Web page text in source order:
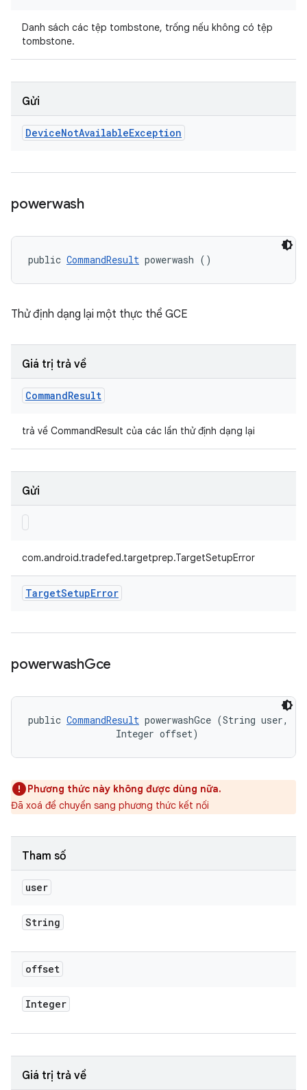
Danh sách các tệp tombstone, trống nếu không có tệp
tombstone.
Gửi
DeviceNotAvailableException
powerwash
public CommandResult powerwash ()
Thử định dạng lại một thực thể GCE
Giá trị trả về
CommandResult
trả về CommandResult của các lần thử định dạng lại
Gửi
com.android.tradefed.targetprep.TargetSetupError
TargetSetupError
powerwashGce
public CommandResult powerwashGce (String user,
                Integer offset)
Phương thức này không được dùng nữa.
Đã xoá để chuyển sang phương thức kết nối
Tham số
user
String
offset
Integer
Giá trị trả về